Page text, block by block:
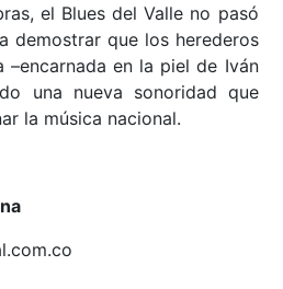
el Blues del Valle no pasó
demostrar que los herederos
–encarnada en la piel de Iván
una nueva sonoridad que
la música nacional.